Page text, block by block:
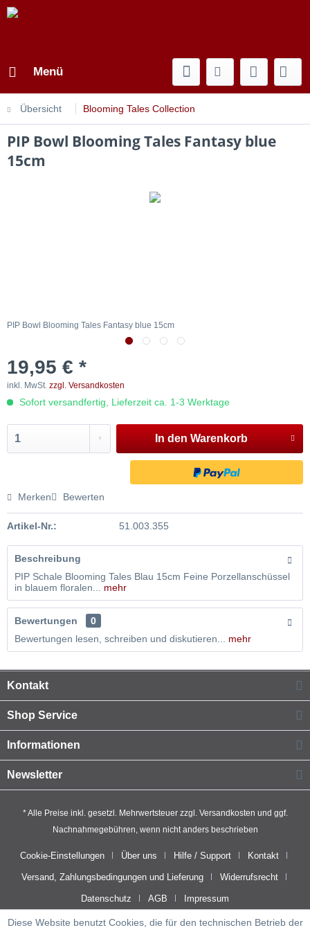
Menü
Übersicht Blooming Tales Collection
PIP Bowl Blooming Tales Fantasy blue
15cm
PIP Bowl Blooming Tales Fantasy blue 15cm
19,95 € *
inkl. MwSt. zzgl. Versandkosten
Sofort versandfertig, Lieferzeit ca. 1-3 Werktage
In den Warenkorb
Merken Bewerten
Artikel-Nr.: 51.003.355
Beschreibung
PIP Schale Blooming Tales Blau 15cm Feine Porzellanschüssel
in blauem floralen...
mehr
Bewertungen
0
Bewertungen lesen, schreiben und diskutieren...
mehr
Kontakt
Shop Service
Informationen
Newsletter
* Alle Preise inkl. gesetzl. Mehrwertsteuer zzgl. Versandkosten und ggf.
Nachnahmegebühren, wenn nicht anders beschrieben
Cookie-Einstellungen Über uns Hilfe / Support Kontakt
Versand, Zahlungsbedingungen und Lieferung Widerrufsrecht
Datenschutz AGB Impressum
Diese Website benutzt Cookies, die für den technischen Betrieb der